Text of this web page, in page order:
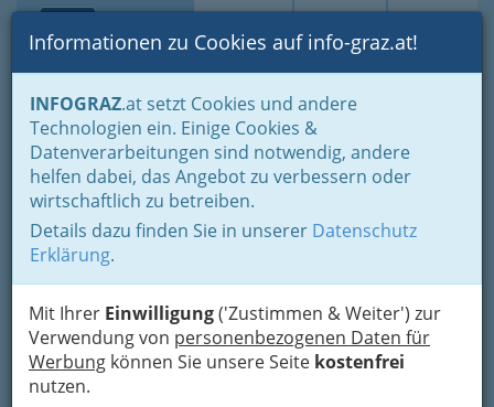
Suche Login Toggle
Informationen zu Cookies auf info-graz.at!
INFOGRAZ.at setzt Cookies und andere
Technologien ein. Einige Cookies &
Datenverarbeitungen sind notwendig, andere
helfen dabei, das Angebot zu verbessern oder
wirtschaftlich zu betreiben.
Details dazu finden Sie in unserer Datenschutz
Erklärung.
Mit Ihrer Einwilligung('Zustimmen & Weiter') zur
Verwendung von personenbezogenen Daten für
Werbung können Sie unsere Seite kostenfrei
nutzen.
Home Branchen Wohnen & Einrichten
Einrichten
Möbelhäuser
Magnet - Küchencenter
Raiffeisenstraße 5, 8041 Graz
+43 316 55020
+43 316 55020 - 19
Karte